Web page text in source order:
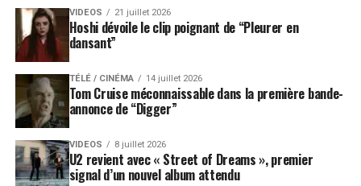
VIDEOS 21 juillet 2026
Hoshi dévoile le clip poignant de “Pleurer en
dansant”
TÉLÉ / CINÉMA 14 juillet 2026
Tom Cruise méconnaissable dans la première bande-
annonce de “Digger”
VIDEOS 8 juillet 2026
U2 revient avec « Street of Dreams », premier
signal d’un nouvel album attendu